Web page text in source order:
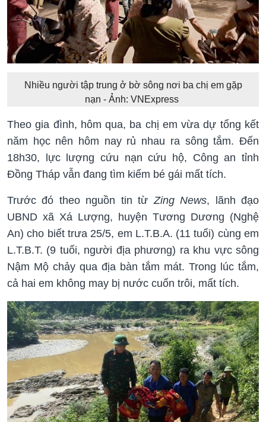
Nhiều người tập trung ở bờ sông nơi ba chị em gặp
nạn - Ảnh: VNExpress
Theo gia đình, hôm qua, ba chị em vừa dự tổng kết
năm học nên hôm nay rủ nhau ra sông tắm. Đến
18h30, lực lượng cứu nạn cứu hộ, Công an tỉnh
Đồng Tháp vẫn đang tìm kiếm bé gái mất tích.
Trước đó theo nguồn tin từ Zing News, lãnh đạo
UBND xã Xá Lượng, huyện Tương Dương (Nghệ
An) cho biết trưa 25/5, em L.T.B.A. (11 tuổi) cùng em
L.T.B.T. (9 tuổi, người địa phương) ra khu vực sông
Nậm Mộ chảy qua địa bàn tắm mát. Trong lúc tắm,
cả hai em không may bị nước cuốn trôi, mất tích.